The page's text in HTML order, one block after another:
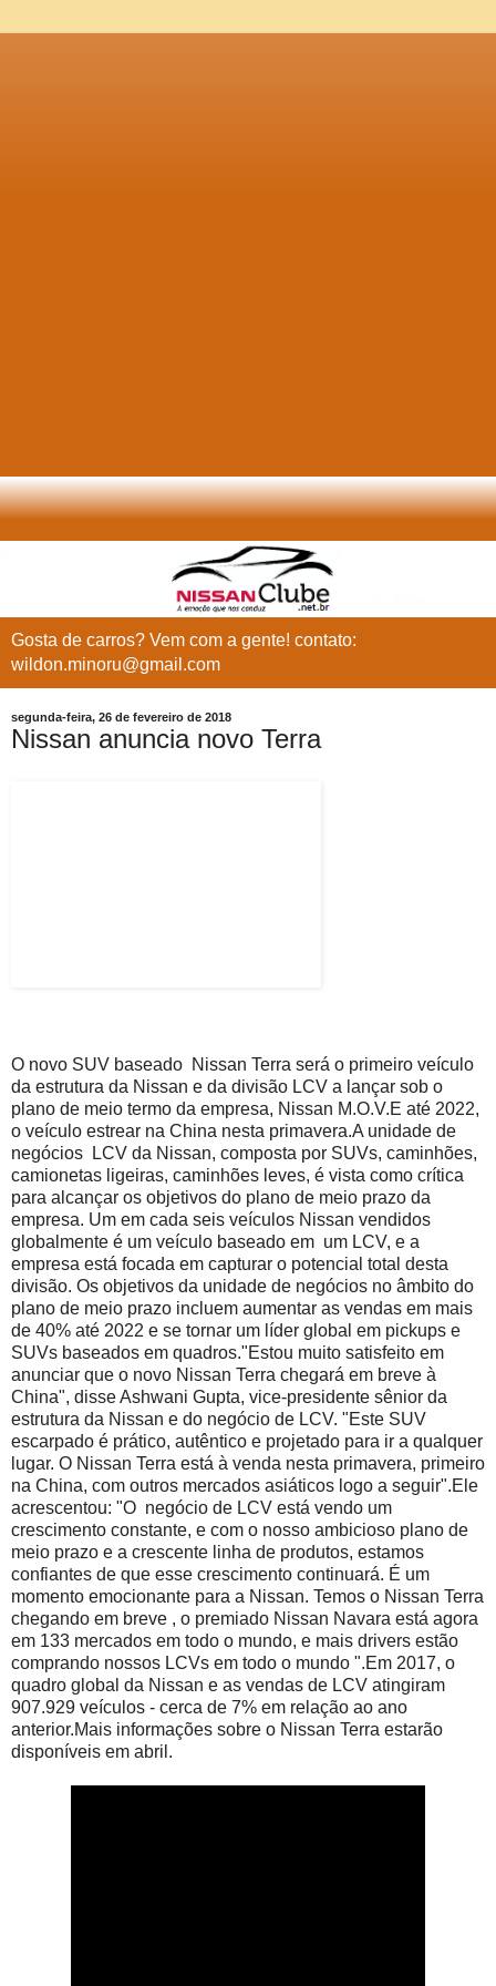
Gosta de carros? Vem com a gente! contato:
wildon.minoru@gmail.com
segunda-feira, 26 de fevereiro de 2018
Nissan anuncia novo Terra
O novo SUV baseado Nissan Terra será o primeiro veículo
da estrutura da Nissan e da divisão LCV a lançar sob o
plano de meio termo da empresa, Nissan M.O.V.E até 2022,
o veículo estrear na China nesta primavera.A unidade de
negócios LCV da Nissan, composta por SUVs, caminhões,
camionetas ligeiras, caminhões leves, é vista como crítica
para alcançar os objetivos do plano de meio prazo da
empresa. Um em cada seis veículos Nissan vendidos
globalmente é um veículo baseado em um LCV, e a
empresa está focada em capturar o potencial total desta
divisão. Os objetivos da unidade de negócios no âmbito do
plano de meio prazo incluem aumentar as vendas em mais
de 40% até 2022 e se tornar um líder global em pickups e
SUVs baseados em quadros."Estou muito satisfeito em
anunciar que o novo Nissan Terra chegará em breve à
China", disse Ashwani Gupta, vice-presidente sênior da
estrutura da Nissan e do negócio de LCV. "Este SUV
escarpado é prático, autêntico e projetado para ir a qualquer
lugar. O Nissan Terra está à venda nesta primavera, primeiro
na China, com outros mercados asiáticos logo a seguir".Ele
acrescentou: "O negócio de LCV está vendo um
crescimento constante, e com o nosso ambicioso plano de
meio prazo e a crescente linha de produtos, estamos
confiantes de que esse crescimento continuará. É um
momento emocionante para a Nissan. Temos o Nissan Terra
chegando em breve , o premiado Nissan Navara está agora
em 133 mercados em todo o mundo, e mais drivers estão
comprando nossos LCVs em todo o mundo ".Em 2017, o
quadro global da Nissan e as vendas de LCV atingiram
907.929 veículos - cerca de 7% em relação ao ano
anterior.Mais informações sobre o Nissan Terra estarão
disponíveis em abril.